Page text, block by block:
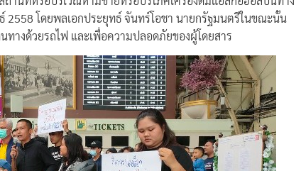
โดยพลเอกประยุทธ์ จันทร์โอชา นายกรัฐมนตรีในขณะนั้น
ทางด้วยรถไฟ และเพื่อความปลอดภัยของผู้โดยสาร